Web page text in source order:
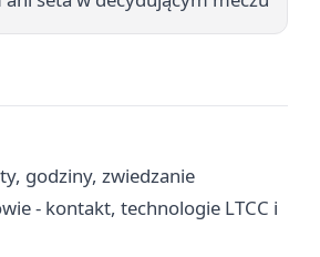
godziny, zwiedzanie
- kontakt, technologie LTCC i